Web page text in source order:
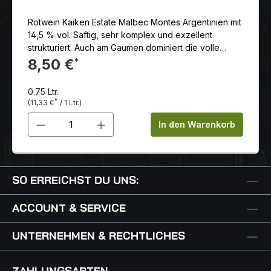
Rotwein Kaiken Estate Malbec Montes Argentinien mit
14,5 % vol. Saftig, sehr komplex und exzellent
strukturiert. Auch am Gaumen dominiert die volle
Frucht, gestützt von reifem Tannin, welches ein
herzhaftes, endlos langes Finale begleiten.
8,50 €*
0.75 Ltr.
(11,33 €* / 1 Ltr.)
Produkt Anzahl: Gib denIn den Warenkorb
SO ERREICHST DU UNS:
ACCOUNT & SERVICE
UNTERNEHMEN & RECHTLICHES